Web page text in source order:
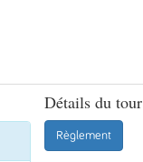
Détails du tour
Règlement